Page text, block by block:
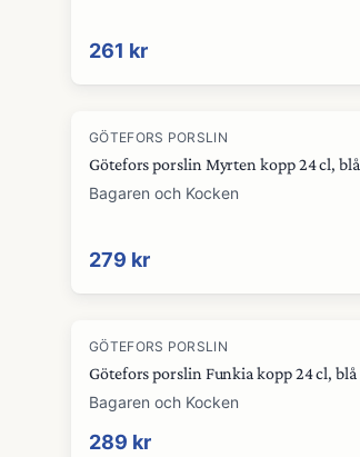
261 kr
GÖTEFORS PORSLIN
Götefors porslin Myrten kopp 24 cl, blå
Bagaren och Kocken
279 kr
GÖTEFORS PORSLIN
Götefors porslin Funkia kopp 24 cl, blå
Bagaren och Kocken
289 kr